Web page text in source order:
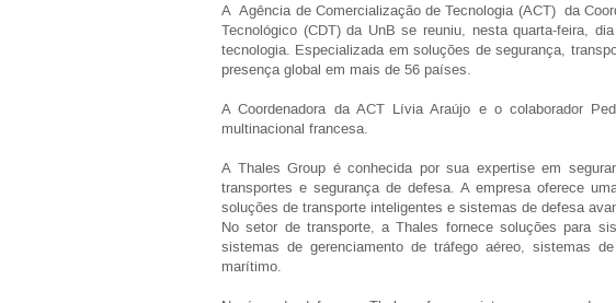
A Agência de Comercialização de Tecnologia (ACT) da
Tecnológico (CDT) da UnB se reuniu, nesta quarta-feira,
tecnologia. Especializada em soluções de segurança,
presença global em mais de 56 países.
A Coordenadora da ACT Lívia Araújo e o colaborador
multinacional francesa.
A Thales Group é conhecida por sua expertise em
transportes e segurança de defesa. A empresa oferece
soluções de transporte inteligentes e sistemas de defesa
No setor de transporte, a Thales fornece soluções para
sistemas de gerenciamento de tráfego aéreo, sistemas
marítimo.